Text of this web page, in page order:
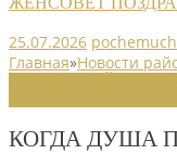
25.07.2026
Главная»Новости
КОГДА ДУША